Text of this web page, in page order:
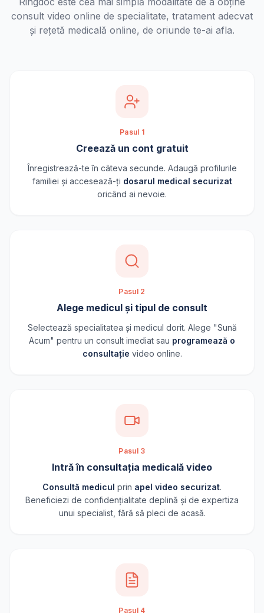
consult video online de specialitate, tratament adecvat
și rețetă medicală online, de oriunde te-ai afla.
Pasul 1
Creează un cont gratuit
Înregistrează-te în câteva secunde. Adaugă profilurile
familiei și accesează-ți dosarul medical securizat
oricând ai nevoie.
Pasul 2
Alege medicul și tipul de consult
Selectează specialitatea și medicul dorit. Alege "Sună
Acum" pentru un consult imediat sau programează o
consultație video online.
Pasul 3
Intră în consultația medicală video
Consultă medicul prin apel video securizat.
Beneficiezi de confidențialitate deplină și de expertiza
unui specialist, fără să pleci de acasă.
Pasul 4